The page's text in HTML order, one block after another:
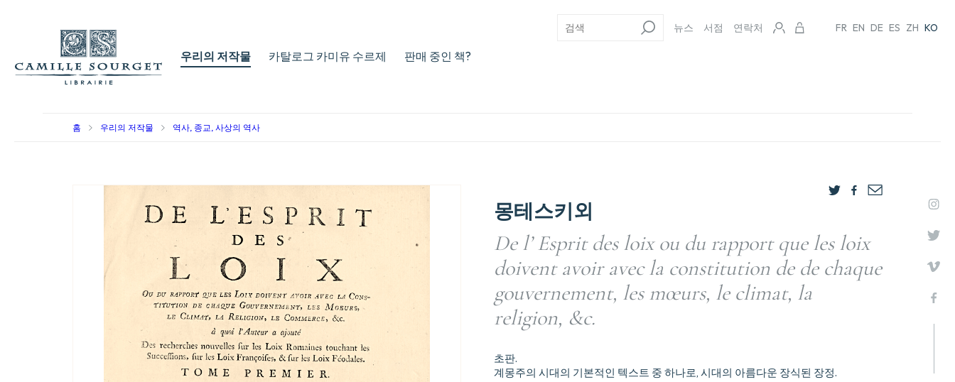
우리의 저작물 카탈로그 카미유 수르제 판매 중인 책?
뉴스 서점 연락처 FR EN DE ES ZH KO
홈 우리의 저작물 역사, 종교, 사상의 역사
몽테스키외
De l’ Esprit des loix ou du rapport que les loix
doivent avoir avec la constitution de de chaque
gouvernement, les mœurs, le climat, la
religion, &c.
초판.
계몽주의 시대의 기본적인 텍스트 중 하나로, 시대의 아름다운 장식된 장정.